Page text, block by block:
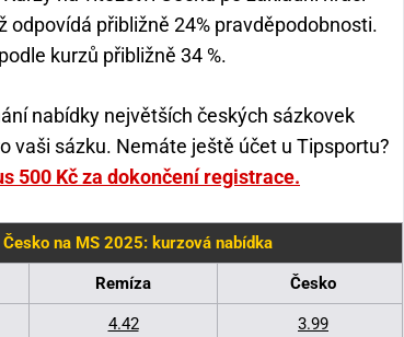
odpovídá přibližně 24% pravděpodobnosti.
kurzů přibližně 34 %.
nabídky největších českých sázkovek
vaši sázku. Nemáte ještě účet u Tipsportu?
500 Kč za dokončení registrace.
na MS 2025: kurzová nabídka
Remíza Česko
4.42 3.99